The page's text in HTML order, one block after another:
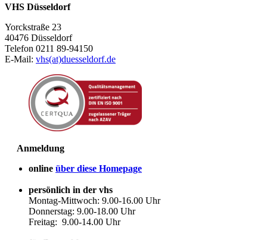
VHS Düsseldorf
Yorckstraße 23
40476 Düsseldorf
Telefon 0211 89-94150
E-Mail: vhs(at)duesseldorf.de
Anmeldung
online über diese Homepage
persönlich in der vhs
Montag-Mittwoch: 9.00-16.00 Uhr
Donnerstag: 9.00-18.00 Uhr
Freitag: 9.00-14.00 Uhr